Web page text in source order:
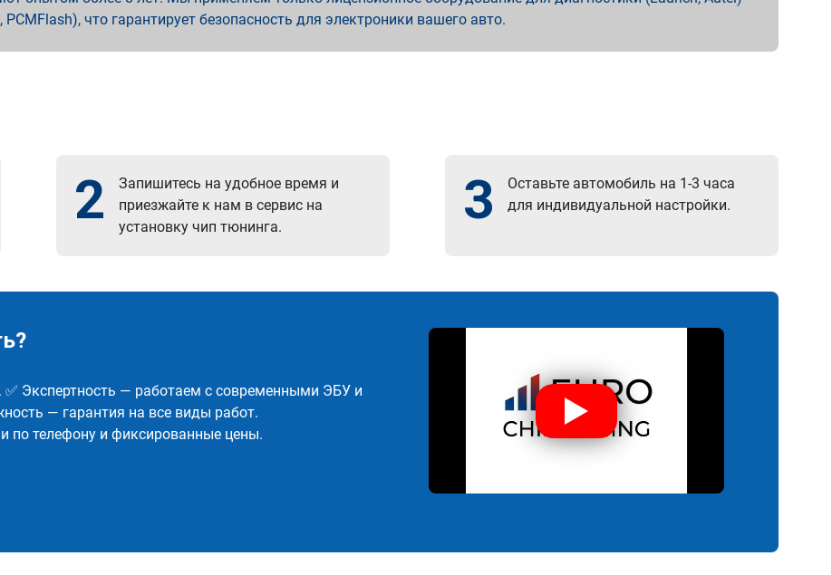
что гарантирует безопасность для электроники вашего авто.
2
Запишитесь на удобное время и
приезжайте к нам в сервис на
установку чип тюнинга.
3
Оставьте автомобиль на 1-3 часа
для индивидуальной настройки.
Экспертность — работаем с современными ЭБУ и
— гарантия на все виды работ.
по телефону и фиксированные цены.